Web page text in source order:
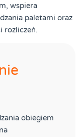
wspiera
paletami oraz
rozliczeń.
obiegiem